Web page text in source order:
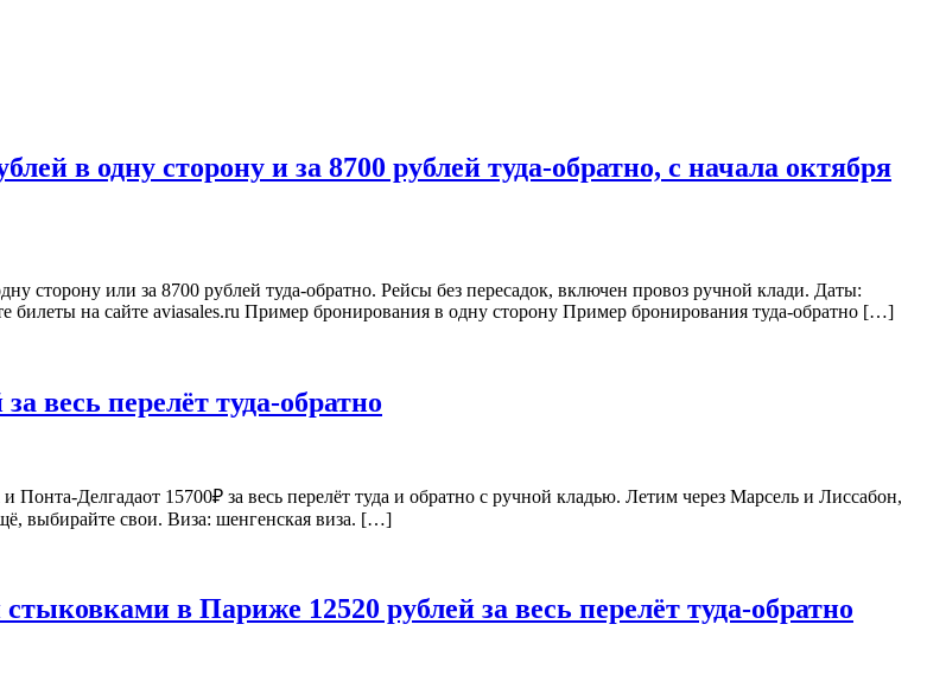
в одну сторону и за 8700 рублей туда-обратно, с начала октября
сторону или за 8700 рублей туда-обратно. Рейсы без пересадок, включен провоз ручной клади. Даты:
на сайте aviasales.ru Пример бронирования в одну сторону Пример бронирования туда-обратно […]
весь перелёт туда-обратно
Делгадаот 15700₽ за весь перелёт туда и обратно с ручной кладью. Летим через Марсель и Лиссабон,
выбирайте свои. Виза: шенгенская виза. […]
в Париже 12520 рублей за весь перелёт туда-обратно